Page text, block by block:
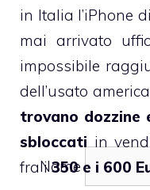
in Italia l’iPhone
mai arrivato
impossibile
dell’usato
trovano dozzine
sbloccati in
fra i350 e i 600
Nome